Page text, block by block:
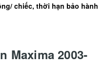
chiếc, thời hạn bảo hành
Maxima 2003-